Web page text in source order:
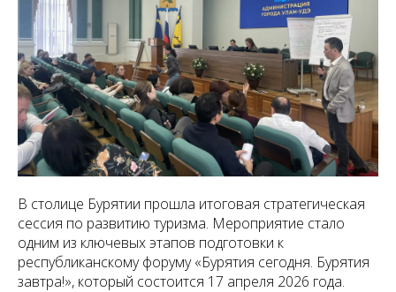
В столице Бурятии прошла итоговая стратегическая
сессия по развитию туризма. Мероприятие стало
одним из ключевых этапов подготовки к
республиканскому форуму «Бурятия сегодня. Бурятия
завтра!», который состоится 17 апреля 2026 года.